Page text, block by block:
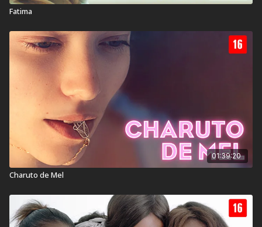
Duração:124 min
Ano de lançamento:2023
País:França
Fatima
01:39:20
Charuto de Mel